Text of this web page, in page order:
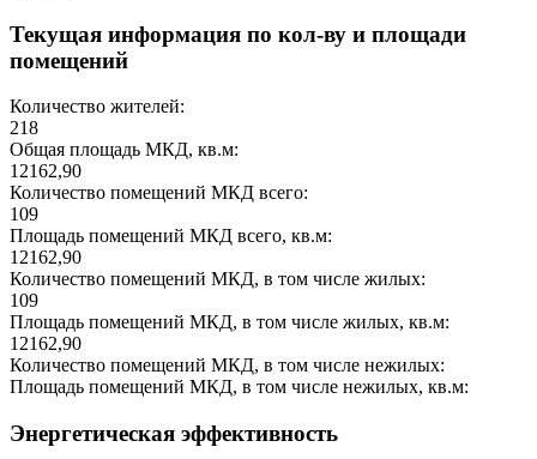
Текущая информация по кол-ву и площади
помещений
Количество жителей:
218
Общая площадь МКД, кв.м:
12162,90
Количество помещений МКД всего:
109
Площадь помещений МКД всего, кв.м:
12162,90
Количество помещений МКД, в том числе жилых:
109
Площадь помещений МКД, в том числе жилых, кв.м:
12162,90
Количество помещений МКД, в том числе нежилых:
Площадь помещений МКД, в том числе нежилых, кв.м:
Энергетическая эффективность